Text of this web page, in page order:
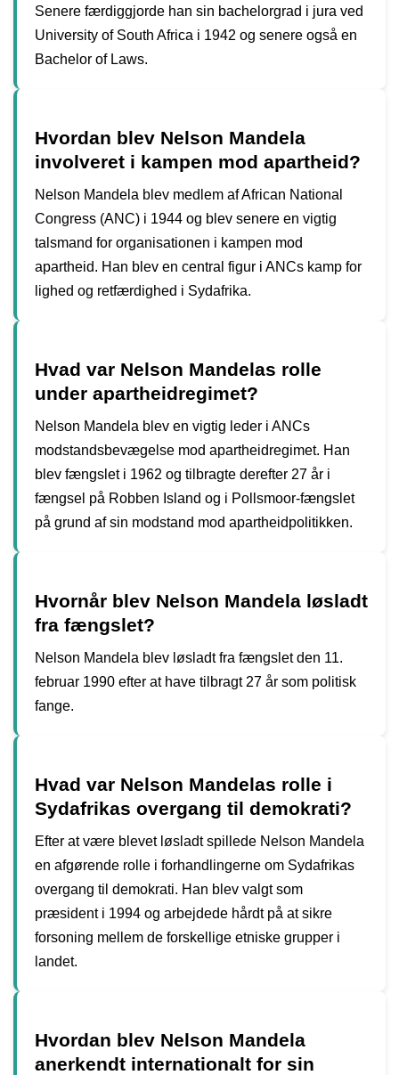
Senere færdiggjorde han sin bachelorgrad i jura ved
University of South Africa i 1942 og senere også en
Bachelor of Laws.
Hvordan blev Nelson Mandela
involveret i kampen mod apartheid?
Nelson Mandela blev medlem af African National
Congress (ANC) i 1944 og blev senere en vigtig
talsmand for organisationen i kampen mod
apartheid. Han blev en central figur i ANCs kamp for
lighed og retfærdighed i Sydafrika.
Hvad var Nelson Mandelas rolle
under apartheidregimet?
Nelson Mandela blev en vigtig leder i ANCs
modstandsbevægelse mod apartheidregimet. Han
blev fængslet i 1962 og tilbragte derefter 27 år i
fængsel på Robben Island og i Pollsmoor-fængslet
på grund af sin modstand mod apartheidpolitikken.
Hvornår blev Nelson Mandela løsladt
fra fængslet?
Nelson Mandela blev løsladt fra fængslet den 11.
februar 1990 efter at have tilbragt 27 år som politisk
fange.
Hvad var Nelson Mandelas rolle i
Sydafrikas overgang til demokrati?
Efter at være blevet løsladt spillede Nelson Mandela
en afgørende rolle i forhandlingerne om Sydafrikas
overgang til demokrati. Han blev valgt som
præsident i 1994 og arbejdede hårdt på at sikre
forsoning mellem de forskellige etniske grupper i
landet.
Hvordan blev Nelson Mandela
anerkendt internationalt for sin